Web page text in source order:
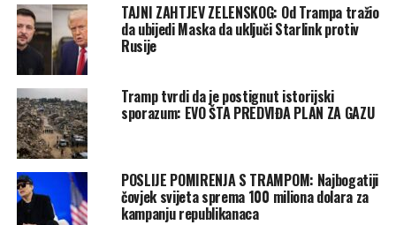
TAJNI ZAHTJEV ZELENSKOG: Od Trampa tražio
da ubijedi Maska da uključi Starlink protiv
Rusije
Tramp tvrdi da je postignut istorijski
sporazum: EVO ŠTA PREDVIĐA PLAN ZA GAZU
POSLIJE POMIRENJA S TRAMPOM: Najbogatiji
čovjek svijeta sprema 100 miliona dolara za
kampanju republikanaca